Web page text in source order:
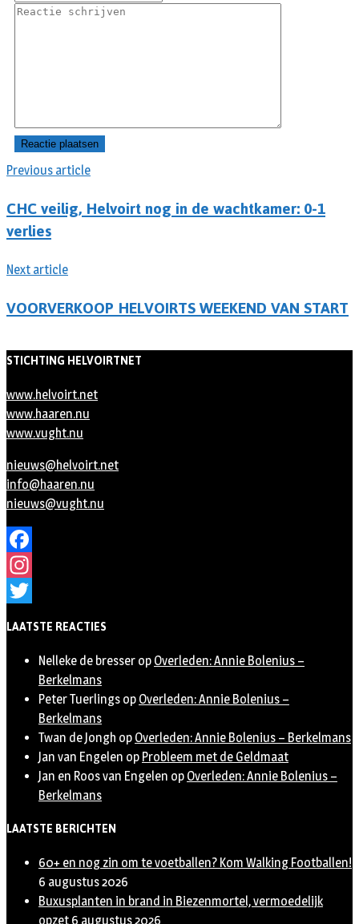
Previous article
CHC veilig, Helvoirt nog in de wachtkamer: 0-1
verlies
Next article
VOORVERKOOP HELVOIRTS WEEKEND VAN START
STICHTING HELVOIRTNET
www.helvoirt.net
www.haaren.nu
www.vught.nu
nieuws@helvoirt.net
info@haaren.nu
nieuws@vught.nu
Facebook
Instagram
LAATSTE REACTIES
Nelleke de bresser op Overleden: Annie Bolenius –
Berkelmans
Peter Tuerlings op Overleden: Annie Bolenius –
Berkelmans
Twan de Jongh op Overleden: Annie Bolenius – Berkelmans
Jan van Engelen op Probleem met de Geldmaat
Jan en Roos van Engelen op Overleden: Annie Bolenius –
Berkelmans
LAATSTE BERICHTEN
60+ en nog zin om te voetballen? Kom Walking Footballen!
6 augustus 2026
Buxusplanten in brand in Biezenmortel, vermoedelijk
opzet 6 augustus 2026